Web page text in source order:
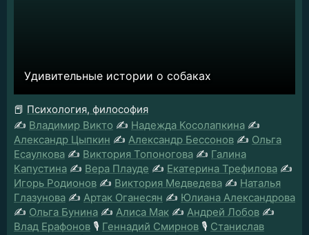
Удивительные истории о собаках
📕 Психология, философия
✍️ Владимир Викто ✍️ Надежда Косолапкина ✍️
Александр Цыпкин ✍️ Александр Бессонов ✍️ Ольга
Есаулкова ✍️ Виктория Топоногова ✍️ Галина
Капустина ✍️ Вера Плауде ✍️ Екатерина Трефилова ✍️
Игорь Родионов ✍️ Виктория Медведева ✍️ Наталья
Глазунова ✍️ Артак Оганесян ✍️ Юлиана Александрова
✍️ Ольга Бунина ✍️ Алиса Мак ✍️ Андрей Лобов ✍️
Влад Ерафонов 🎙️ Геннадий Смирнов 🎙️ Станислав